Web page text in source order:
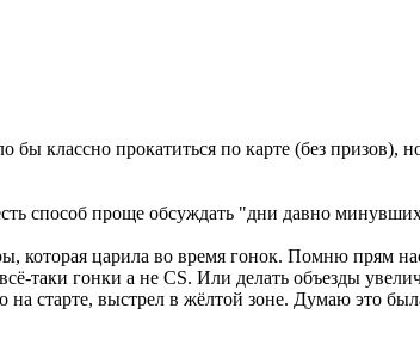
классно прокатиться по карте (без призов),
способ проще обсуждать "дни давно
которая царила во время гонок. Помню прям
таки гонки а не CS. Или делать объезды
старте, выстрел в жёлтой зоне. Думаю это